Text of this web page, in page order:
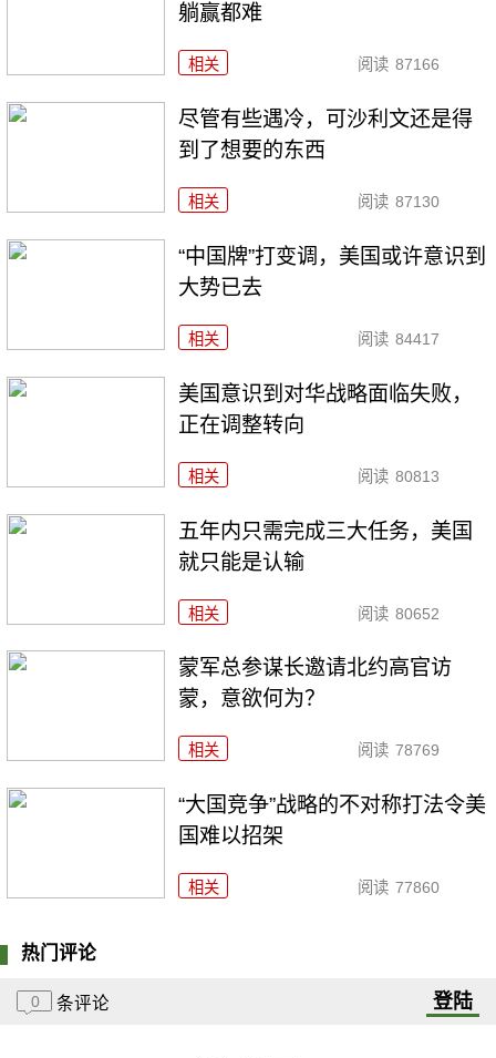
躺赢都难
相关 阅读 87166
尽管有些遇冷，可沙利文还是得
到了想要的东西
相关 阅读 87130
“中国牌”打变调，美国或许意识到
大势已去
相关 阅读 84417
美国意识到对华战略面临失败，
正在调整转向
相关 阅读 80813
五年内只需完成三大任务，美国
就只能是认输
相关 阅读 80652
​蒙军总参谋长邀请北约高官访
蒙，意欲何为？
相关 阅读 78769
“大国竞争”战略的不对称打法令美
国难以招架
相关 阅读 77860
热门评论
0 条评论 登陆